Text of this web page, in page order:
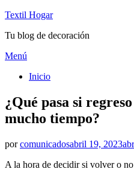
Textil Hogar
Tu blog de decoración
Saltar
contenido
Menú
Inicio
¿Qué pasa si
mucho tiempo?
porcomunicadosPublicado
abril 19, 2023
A la hora de decidir si volver o